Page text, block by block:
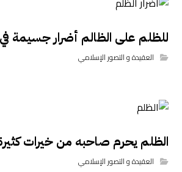
للظلم على الظالم أضرار جسيمة في
العقيدة و التصور الإسلامي
الظلم يحرم صاحبه من خيرات
العقيدة و التصور الإسلامي